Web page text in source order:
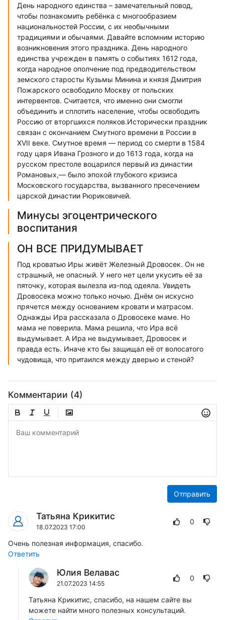
День народного единства – замечательный повод,
чтобы познакомить ребёнка с многообразием
национальностей России, с их необычными
традициями и обычаями. Давайте вспомним историю
возникновения этого праздника. День народного
единства учрежден в память о событиях 1612 года,
когда народное ополчение под предводительством
земского старосты Кузьмы Минина и князя Дмитрия
Пожарского освободило Москву от польских
интервентов. Считается, что именно они смогли
объединить и сплотить население, чтобы освободить
Россию от вторгшихся поляков.Исторически праздник
связан с окончанием Смутного времени в России в
XVII веке. Смутное время — период со смерти в 1584
году царя Ивана Грозного и до 1613 года, когда на
русском престоле воцарился первый из династии
Романовых,— было эпохой глубокого кризиса
Московского государства, вызванного пресечением
царской династии Рюриковичей.
Минусы эгоцентрического
воспитания
ОН ВСЕ ПРИДУМЫВАЕТ
Под кроватью Иры живёт Железный Дровосек. Он не
страшный, не опасный. У него нет цели укусить её за
пяточку, которая вылезла из-под одеяла. Увидеть
Дровосека можно только ночью. Днём он искусно
прячется между основанием кровати и матрасом.
Однажды Ира рассказала о Дровосеке маме. Но
мама не поверила. Мама решила, что Ира всё
выдумывает. А Ира не выдумывает, Дровосек и
правда есть. Иначе кто бы защищал её от волосатого
чудовища, что притаился между дверью и стеной?
Комментарии (4)
Отправить
Татьяна Крикитис
18.07.2023 17:00
0
Очень полезная информация, спасибо.
Ответить
Юлия Велавас
21.07.2023 14:55
0
Татьяна Крикитис, спасибо, на нашем сайте вы
можете найти много полезных консультаций.